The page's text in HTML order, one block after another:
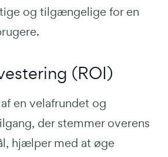
og tilgængelige for en
(ROI)
en velafrundet og
der stemmer overens
hjælper med at øge